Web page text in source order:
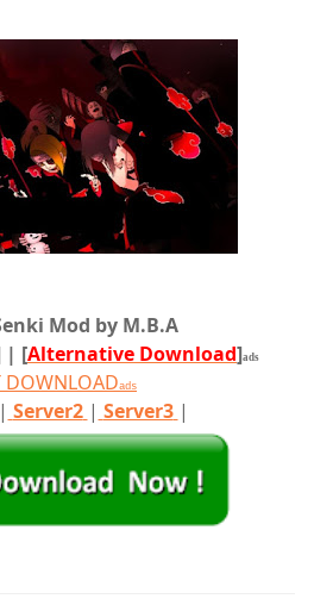
Mod by M.B.A
| [Alternative Download]ads
DOWNLOADads
| Server2 | Server3 |